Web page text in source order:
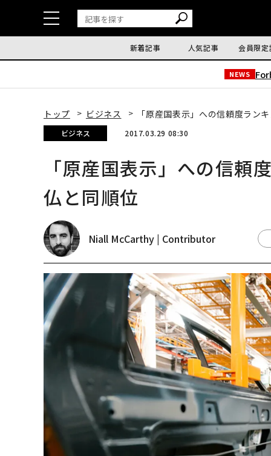
新着記事 人気記事 会員限定
NEWS
トップ ビジネス 「原産国表示」への信頼度ラ
ビジネス 2017.03.29 08:30
「原産国表示」への信
仏と同順位
Niall McCarthy | Contributor